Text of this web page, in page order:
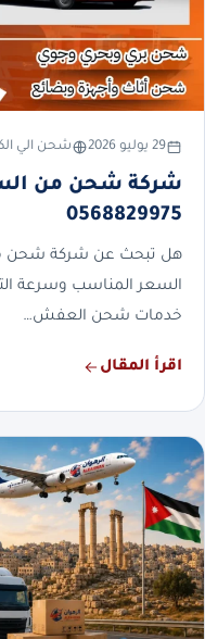
29 يوليو 2026 شحن الي
شركة شحن من
0568829975
هل تبحث عن شركة شحن
السعر المناسب وسرعة
خدمات شحن العفش…
اقرأ المقال